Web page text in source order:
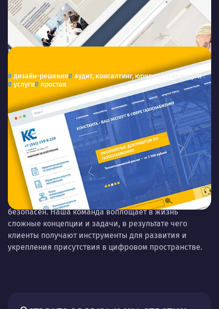
Константа
дизайн-решения
аудит, консалтинг, юридические услуги
услуги
простая
В данном разделе представлены проекты веб-сайтов
для компаний из сферы аудита, консалтинга, и
юридических услуг. Мы стремимся к тому, чтобы
каждый сайт не только отражал уникальный характер
бизнеса клиента, но и был оптимизирован для
поисковых систем, удобен для пользователей и
безопасен. Наша команда воплощает в жизнь
сложные концепции и задачи, в результате чего
клиенты получают инструменты для развития и
укрепления присутствия в цифровом пространстве.